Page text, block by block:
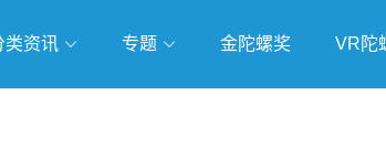
类资讯 专题 金陀螺奖 VR陀